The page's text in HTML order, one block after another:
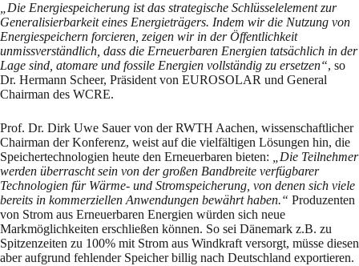
„Die Energiespeicherung ist das strategische Schlüsselelement zur
Generalisierbarkeit eines Energieträgers. Indem wir die Nutzung von
Energiespeichern forcieren, zeigen wir in der Öffentlichkeit
unmissverständlich, dass die Erneuerbaren Energien tatsächlich in der
Lage sind, atomare und fossile Energien vollständig zu ersetzen“, so
Dr. Hermann Scheer, Präsident von EUROSOLAR und General
Chairman des WCRE.
Prof. Dr. Dirk Uwe Sauer von der RWTH Aachen, wissenschaftlicher
Chairman der Konferenz, weist auf die vielfältigen Lösungen hin, die
Speichertechnologien heute den Erneuerbaren bieten:
„Die Teilnehmer
werden überrascht sein von der großen Bandbreite verfügbarer
Technologien für Wärme- und Stromspeicherung, von denen sich viele
bereits in kommerziellen Anwendungen bewährt haben.“ Produzenten
von Strom aus Erneuerbaren Energien würden sich neue
Markmöglichkeiten erschließen können. So sei Dänemark z.B. zu
Spitzenzeiten zu 100% mit Strom aus Windkraft versorgt, müsse diesen
aber aufgrund fehlender Speicher billig nach Deutschland exportieren.